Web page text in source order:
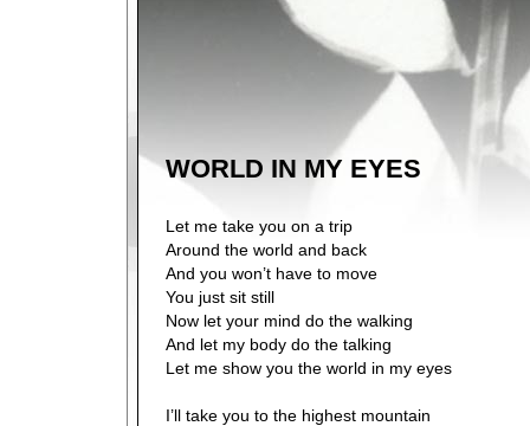
WORLD IN MY EYES
Let me take you on a trip
Around the world and back
And you won’t have to move
You just sit still
Now let your mind do the walking
And let my body do the talking
Let me show you the world in my eyes
I’ll take you to the highest mountain